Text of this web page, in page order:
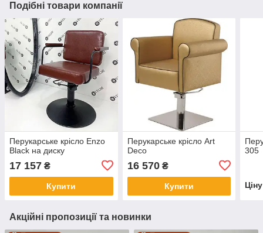
Подібні товари компанії
Перукарське крісло Enzo
Black на диску
17 157 ₴
Купити
Перукарське крісло Art
Deco
16 570₴
Купити
305
Акційні пропозиції та новинки